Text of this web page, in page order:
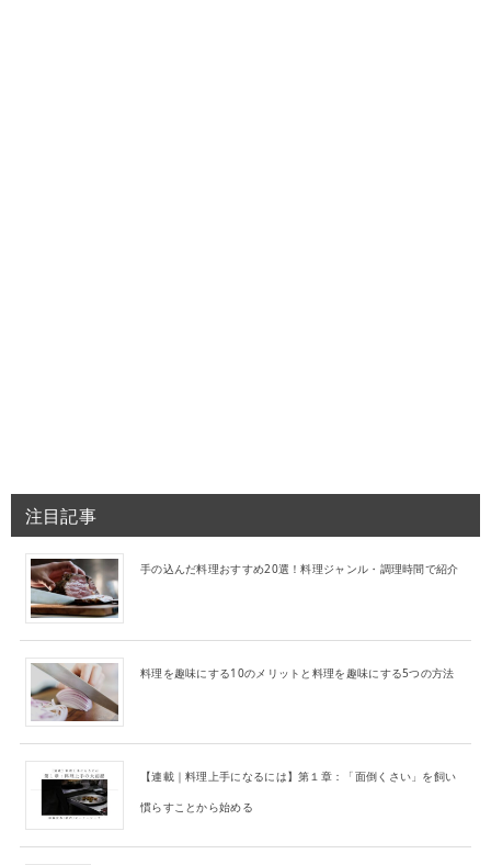
注目記事
手の込んだ料理おすすめ20選！料理ジャンル・調理時間で紹介
料理を趣味にする10のメリットと料理を趣味にする5つの方法
【連載｜料理上手になるには】第１章：「面倒くさい」を飼い
慣らすことから始める